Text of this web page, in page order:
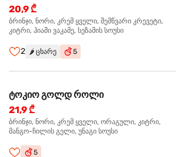
20,9 ₾
ბრინჯი, ნორი, კრემ ყველი, შემწვარი კრევეტი,
კიტრი, ჰიაში ვაკამე, სეზამის სოუსი
2 🌶️ ცხარე 5
ტოკიო გოლდ როლი
21,9 ₾
ბრინჯი, ნორი, კრემ ყველი, ორაგული, კიტრი,
მანგო-ჩილის გელი, უნაგი სოუსი
5